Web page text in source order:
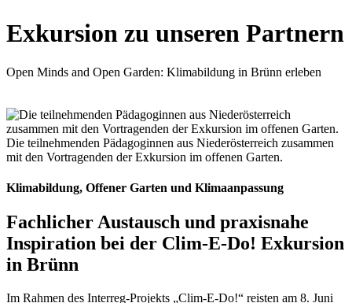
Exkursion zu unseren Partnern
Open Minds and Open Garden: Klimabildung in Brünn erleben
Die teilnehmenden Pädagoginnen aus Niederösterreich zusammen
mit den Vortragenden der Exkursion im offenen Garten.
Klimabildung, Offener Garten und Klimaanpassung
Fachlicher Austausch und praxisnahe
Inspiration bei der Clim-E-Do! Exkursion
in Brünn
Im Rahmen des Interreg-Projekts „Clim-E-Do!“ reisten am 8. Juni